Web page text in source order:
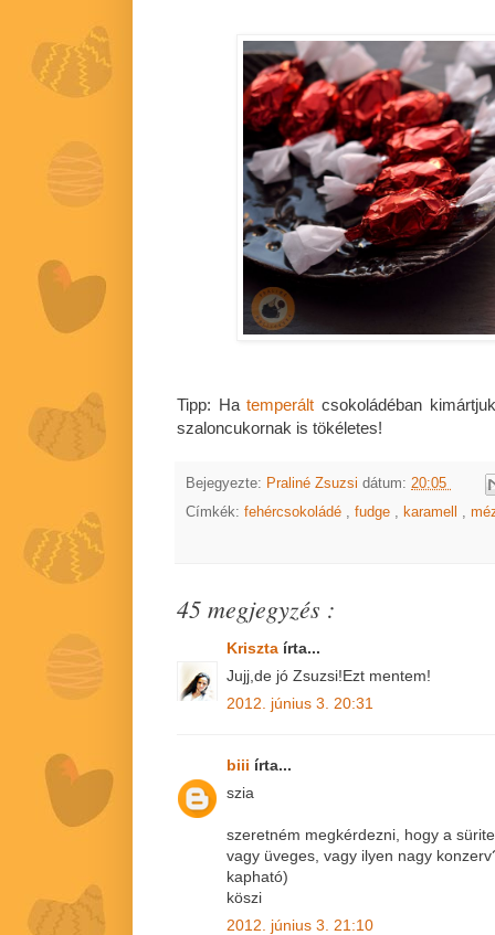
Tipp: Hatemperált csokoládéban
szaloncukornak is tökéletes!
Bejegyezte: Praliné Zsuzsi dátum: 20:05
Címkék: fehércsokoládé , fudge , karamell ,
45 megjegyzés :
Kriszta írta...
Jujj,de jó Zsuzsi!Ezt mentem!
2012. június 3. 20:31
biii írta...
szia
szeretném megkérdezni, hogy a
vagy üveges, vagy ilyen nagy
kapható)
köszi
2012. június 3. 21:10